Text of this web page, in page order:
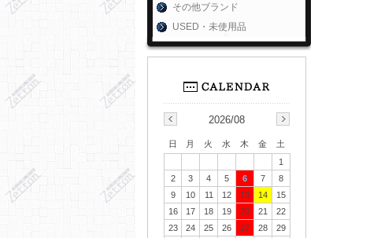
その他ブランド
USED・未使用品
2026/08
日 月 火 水 木 金
土
1
2
3 4 5 6 7
8
9
10 11 12 13 14
15
16
17 18 19 20 21
22
23
24 25 26 27 28
29